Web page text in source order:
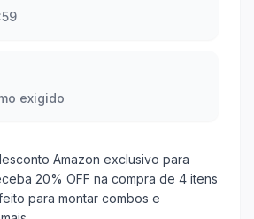
exigido
Amazon exclusivo para
20% OFF na compra de 4 itens
para montar combos e